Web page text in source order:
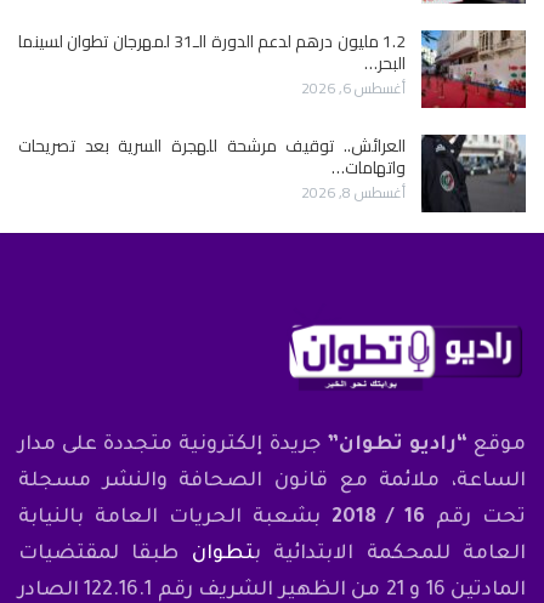
1.2 مليون درهم لدعم الدورة الـ31 لمهرجان تطوان لسينما
البحر…
أغسطس 6, 2026
العرائش.. توقيف مرشحة للهجرة السرية بعد تصريحات
واتهامات…
أغسطس 8, 2026
موقع “راديو تطوان” جريدة إلكترونية متجددة على مدار
الساعة، ملائمة مع قانون الصحافة والنشر مسجلة
تحت رقم 16 / 2018
بشعبة الحريات العامة بالنيابة
العامة للمحكمة الابتدائية بتطوان طبقا لمقتضيات
المادتين 16 و 21 من الظهير الشريف رقم 122.16.1 الصادر